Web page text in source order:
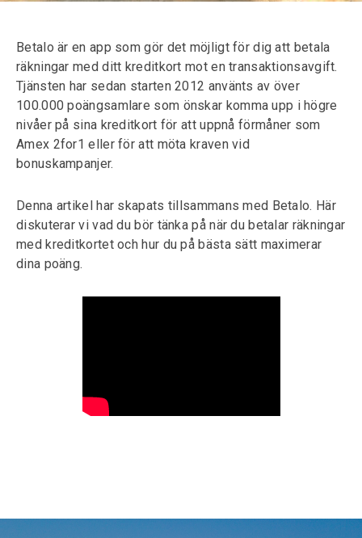
Betalo är en app som gör det möjligt för dig att betala
räkningar med ditt kreditkort mot en transaktionsavgift.
Tjänsten har sedan starten 2012 använts av över
100.000 poängsamlare som önskar komma upp i högre
nivåer på sina kreditkort för att uppnå förmåner som
Amex 2for1 eller för att möta kraven vid
bonuskampanjer.
Denna artikel har skapats tillsammans med Betalo. Här
diskuterar vi vad du bör tänka på när du betalar räkningar
med kreditkortet och hur du på bästa sätt maximerar
dina poäng.